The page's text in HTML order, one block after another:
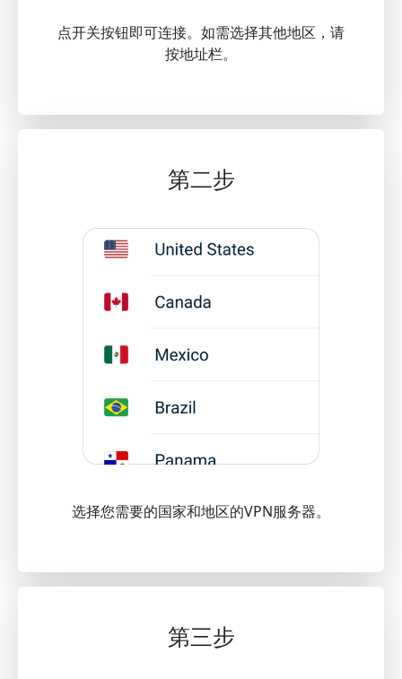
点开关按钮即可连接。如需选择其他地区，请
按地址栏。
第二步
选择您需要的国家和地区的VPN服务器。
第三步